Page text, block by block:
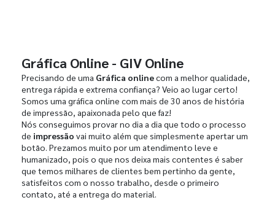
Gráfica Online - GIV Online
Precisando de uma Gráfica onlinecom a melhor qualidade,
entrega rápida e extrema confiança? Veio ao lugar certo!
Somos uma gráfica online com mais de 30 anos de história
de impressão, apaixonada pelo que faz!
Nós conseguimos provar no dia a dia que todo o processo
de impressão vai muito além que simplesmente apertar um
botão. Prezamos muito por um atendimento leve e
humanizado, pois o que nos deixa mais contentes é saber
que temos milhares de clientes bem pertinho da gente,
satisfeitos com o nosso trabalho, desde o primeiro
contato, até a entrega do material.